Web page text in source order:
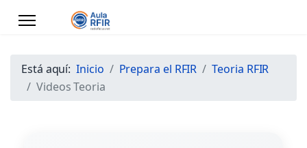
Está aquí:Inicio Prepara el RFIR
Teoria RFIR
Videos Teoria